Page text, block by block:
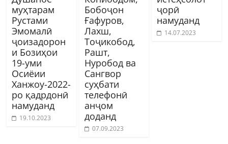
муҳтарам
Рустами
Эмомалӣ
ҷоизадорон
и Бозиҳои
19-уми
Осиёии
Ханжоу-2022-
ро қадрдонӣ
намуданд
19.10.2023
Бобоҷон
Ғафуров,
Лахш,
Тоҷикобод,
Рашт,
Нуробод ва
Сангвор
суҳбати
телефонӣ
анҷом
доданд
07.09.2023
ҷорӣ
намуданд
14.07.2023